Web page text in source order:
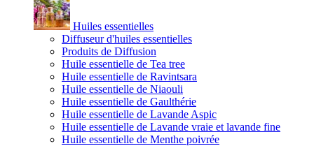
Huiles essentielles
Diffuseur d'huiles essentielles
Produits de Diffusion
Huile essentielle de Tea tree
Huile essentielle de Ravintsara
Huile essentielle de Niaouli
Huile essentielle de Gaulthérie
Huile essentielle de Lavande Aspic
Huile essentielle de Lavande vraie et lavande fine
Huile essentielle de Menthe poivrée